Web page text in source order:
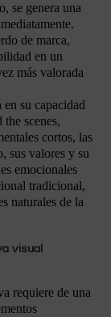
se genera una
de marca,
en un
más valorada
su capacidad
scenes,
cortos, las
sus valores y su
emocionales
tradicional,
naturales de la
visual
requiere de una